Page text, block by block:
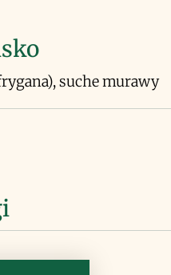
suche murawy